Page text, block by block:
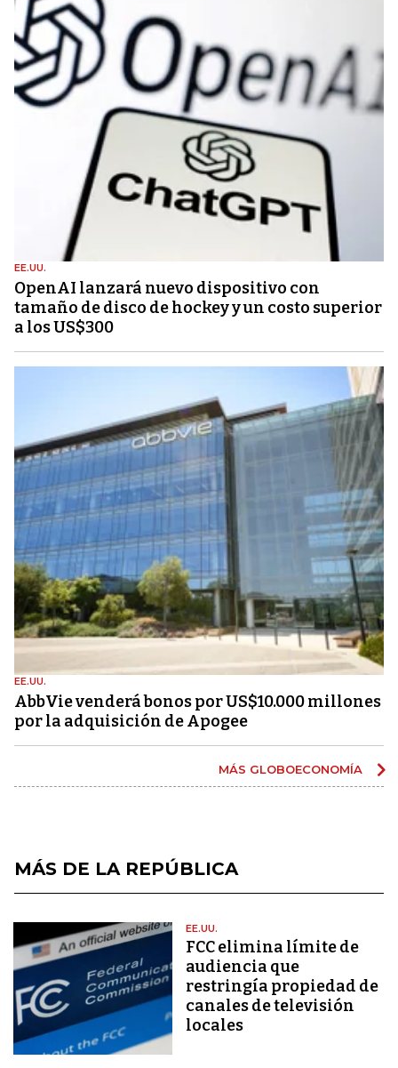
EE.UU.
OpenAI lanzará nuevo dispositivo con
tamaño de disco de hockey y un costo superior
a los US$300
EE.UU.
AbbVie venderá bonos por US$10.000 millones
por la adquisición de Apogee
MÁS GLOBOECONOMÍA
MÁS DE LA REPÚBLICA
EE.UU.
FCC elimina límite de
audiencia que
restringía propiedad de
canales de televisión
locales